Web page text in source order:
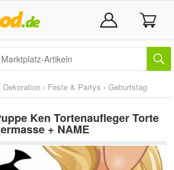
Dekoration › Feste & Partys › Geburtstag
Ken Tortenaufleger Torte
+ NAME